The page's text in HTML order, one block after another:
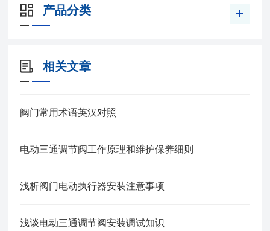
产品分类
相关文章
阀门常用术语英汉对照
电动三通调节阀工作原理和维护保养细则
浅析阀门电动执行器安装注意事项
浅谈电动三通调节阀安装调试知识